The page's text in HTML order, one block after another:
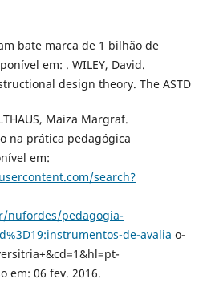
bate marca de 1 bilhão de
em: . WILEY, David.
design theory. The ASTD
Maiza Margraf.
na prática pedagógica
em:
search?
nufordes/pedagogia-
de-avalia o-
em: 06 fev. 2016.